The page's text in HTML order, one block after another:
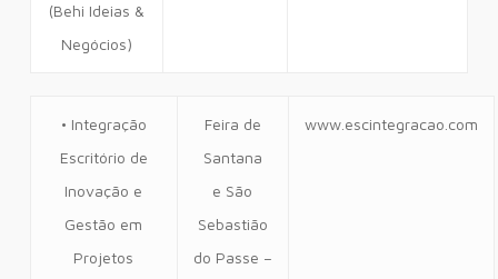
(Behi Ideias &
Negócios)
• Integração
Escritório de
Inovação e
Gestão em
Projetos
Feira de
Santana
e São
Sebastião
do Passe –
www.escintegracao.com